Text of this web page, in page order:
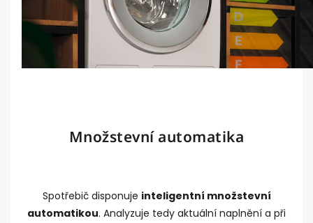
Množstevní automatika
Spotřebič disponuje inteligentní množstevní
automatikou. Analyzuje tedy aktuální naplnění a při